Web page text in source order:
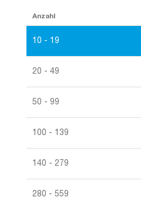
Anzahl
10 - 19
20 - 49
50 - 99
100 - 139
140 - 279
280 - 559